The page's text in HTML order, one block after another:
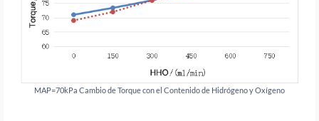
MAP=70kPa Cambio de Torque con el Contenido de Hidrógeno y Oxígeno